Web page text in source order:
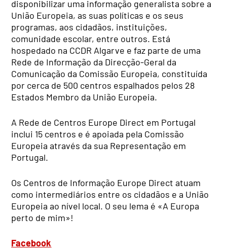
disponibilizar uma informação generalista sobre a
União Europeia, as suas políticas e os seus
programas, aos cidadãos, instituições,
comunidade escolar, entre outros. Está
hospedado na CCDR Algarve e faz parte de uma
Rede de Informação da Direcção-Geral da
Comunicação da Comissão Europeia, constituída
por cerca de 500 centros espalhados pelos 28
Estados Membro da União Europeia.
A Rede de Centros Europe Direct em Portugal
inclui 15 centros e é apoiada pela Comissão
Europeia através da sua Representação em
Portugal.
Os Centros de Informação Europe Direct atuam
como intermediários entre os cidadãos e a União
Europeia ao nível local. O seu lema é «A Europa
perto de mim»!
Facebook